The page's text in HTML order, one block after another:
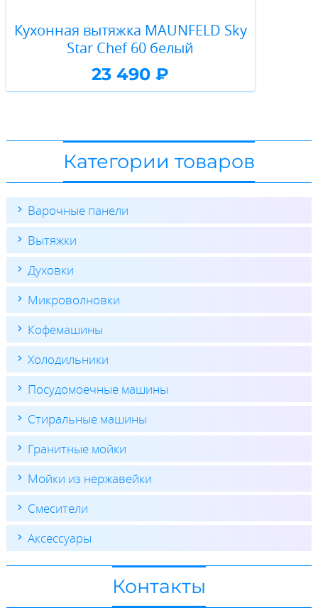
Кухонная вытяжка MAUNFELD Sky
Star Chef 60 белый
23 490 ₽
Категории товаров
Варочные панели
Вытяжки
Духовки
Микроволновки
Кофемашины
Холодильники
Посудомоечные машины
Стиральные машины
Гранитные мойки
Мойки из нержавейки
Смесители
Аксессуары
Контакты